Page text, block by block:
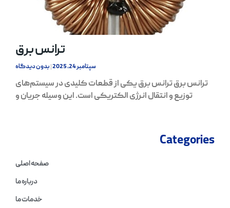
ترانس برق
سپتامبر 24, 2025 بدون دیدگاه
ترانس برق ترانس برق یکی از قطعات کلیدی در سیستم‌های
توزیع و انتقال انرژی الکتریکی است. این وسیله جریان و
Categories
صفحه اصلی
درباره ما
خدمات ما